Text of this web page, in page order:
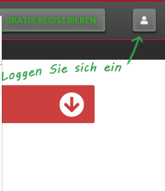
GRATIS REGISTRIEREN